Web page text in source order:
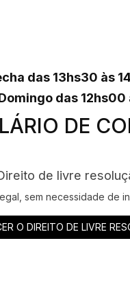
das 13hs30 às
das 12hs00
DE
de livre
sem necessidade de
O DIREITO DE LIVRE